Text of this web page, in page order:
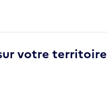
votre territoire